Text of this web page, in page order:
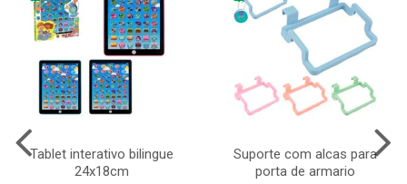
Tablet interativo bilingue
24x18cm
Suporte com alcas para
porta de armario